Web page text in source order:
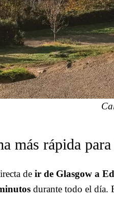
más rápida
de ir de Glasgow a
durante todo el día.